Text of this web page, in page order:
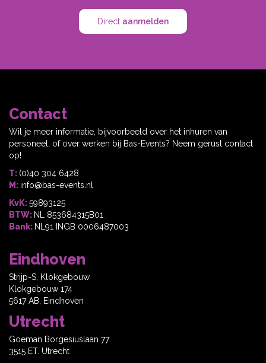
Direct aanmelden
Contact
Wil je meer informatie, bijvoorbeeld over het inhuren van
personeel, of over werken bij Bas-Events? Neem gerust contact
op!
T: (0)40 304 6428
M: info@bas-events.nl
KvK:59893125
BTW: NL 853684315B01
Bank: NL91 INGB 0006487003
Eindhoven
Strijp-S, Klokgebouw
Klokgebouw 174
5617 AB, Eindhoven
Utrecht
Goeman Borgesiuslaan 77
3515 ET. Utrecht